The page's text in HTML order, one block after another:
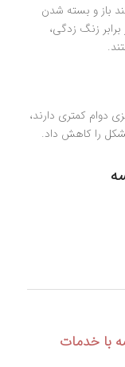
باز و بسته شدن
زنگ زدگی،
دوام کمتری دارند،
مشکل را کاهش داد.
با خدمات